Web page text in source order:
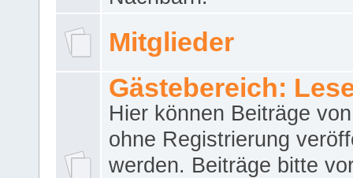
Mitglieder
Gästebereich:
Hier können Beiträge
ohne Registrierung
werden. Beiträge bitte